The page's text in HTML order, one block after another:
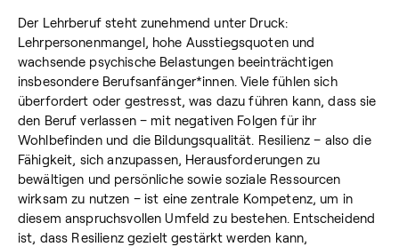
Der Lehrberuf steht zunehmend unter Druck:
Lehrpersonenmangel, hohe Ausstiegsquoten und
wachsende psychische Belastungen beeinträchtigen
insbesondere Berufsanfänger*innen. Viele fühlen sich
überfordert oder gestresst, was dazu führen kann, dass sie
den Beruf verlassen – mit negativen Folgen für ihr
Wohlbefinden und die Bildungsqualität. Resilienz – also die
Fähigkeit, sich anzupassen, Herausforderungen zu
bewältigen und persönliche sowie soziale Ressourcen
wirksam zu nutzen – ist eine zentrale Kompetenz, um in
diesem anspruchsvollen Umfeld zu bestehen. Entscheidend
ist, dass Resilienz gezielt gestärkt werden kann,